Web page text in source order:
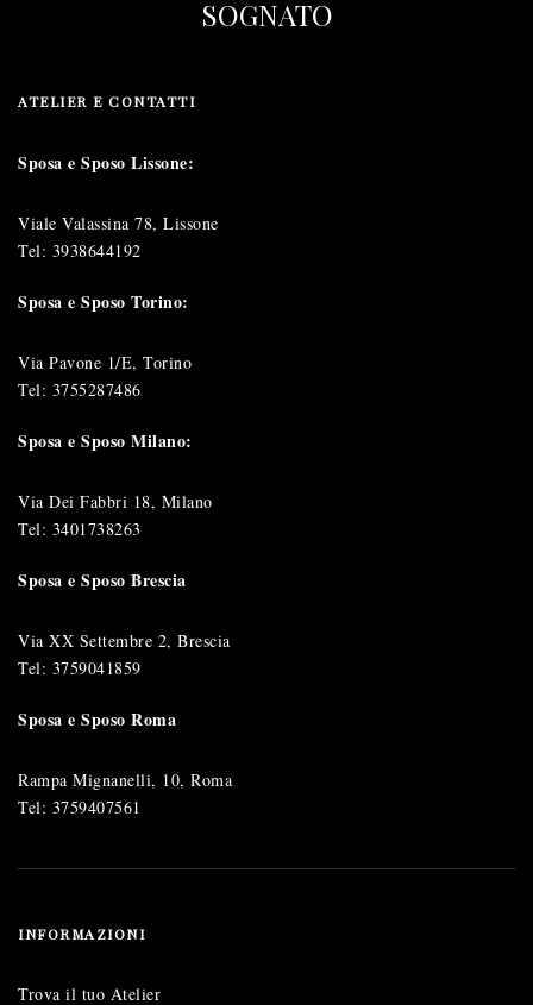
SOGNATO
ATELIER E CONTATTI
Sposa e Sposo Lissone:
Viale Valassina 78, Lissone
Tel: 3938644192
Sposa e Sposo Torino:
Via Pavone 1/E, Torino
Tel: 3755287486
Sposa e Sposo Milano:
Via Dei Fabbri 18, Milano
Tel: 3401738263
Sposa e Sposo Brescia
Via XX Settembre 2, Brescia
Tel: 3759041859
Sposa e Sposo Roma
Rampa Mignanelli, 10, Roma
Tel: 3759407561
INFORMAZIONI
Trova il tuo Atelier